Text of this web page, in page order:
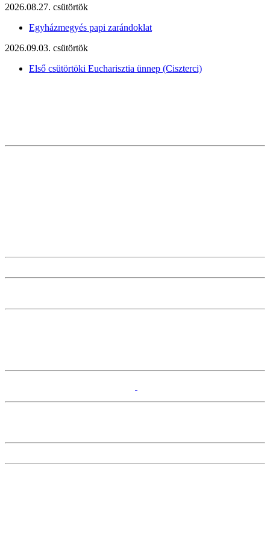
2026.08.27. csütörtök
Egyházmegyés papi zarándoklat
2026.09.03. csütörtök
Első csütörtöki Eucharisztia ünnep (Ciszterci)